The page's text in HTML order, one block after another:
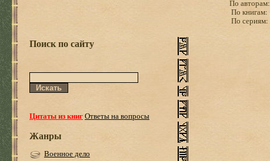
По авторам:
По книгам:
По сериям:
Поиск по сайту
Цитаты из книгОтветы на вопросы
Жанры
Военное дело